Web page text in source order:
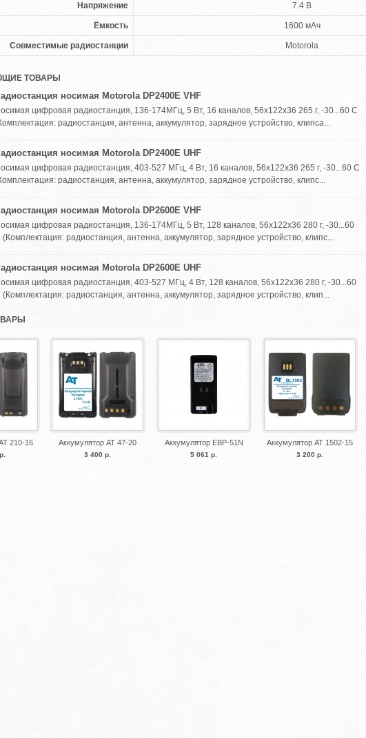
Напряжение 7.4 В
Ёмкость 1600 мАч
Совместимые радиостанции Motorola
ТОВАРЫ
носимая Motorola DP2400E VHF
цифровая радиостанция, 136-174МГц, 5 Вт, 16 каналов, 56х122х36 265 г, -30...60 С
радиостанция, антенна, аккумулятор, зарядное устройство, клипса...
носимая Motorola DP2400E UHF
цифровая радиостанция, 403-527 МГц, 4 Вт, 16 каналов, 56х122х36 265 г, -30...60 С
радиостанция, антенна, аккумулятор, зарядное устройство, клипс...
носимая Motorola DP2600E VHF
цифровая радиостанция, 136-174МГц, 5 Вт, 128 каналов, 56х122х36 280 г, -30...60
радиостанция, антенна, аккумулятор, зарядное устройство, клипс...
носимая Motorola DP2600E UHF
цифровая радиостанция, 403-527 МГц, 4 Вт, 128 каналов, 56х122х36 280 г, -30...60
радиостанция, антенна, аккумулятор, зарядное устройство, клип...
210-16 Аккумулятор AT 47-20
3 400 р.
Аккумулятор EBP-51N
5 061 р.
Аккумулятор АТ 1502-15
3 200 р.